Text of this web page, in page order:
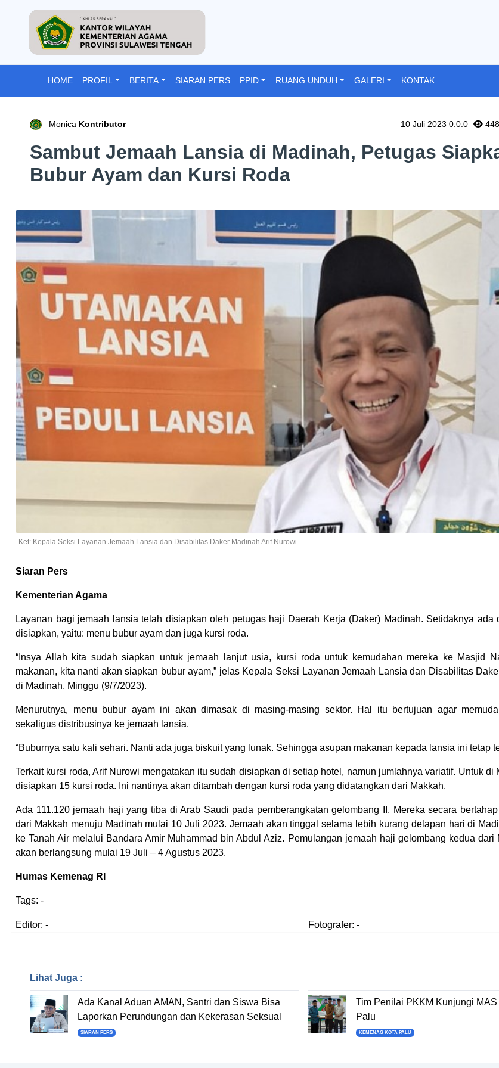
HOME PROFIL BERITA SIARAN PERS PPID RUANG UNDUH GALERI KONTAK
Monica Kontributor 10 Juli 2023 0:0:0 448
Sambut Jemaah Lansia di Madinah, Petugas
Bubur Ayam dan Kursi Roda
Ket: Kepala Seksi Layanan Jemaah Lansia dan Disabilitas Daker Madinah Arif Nurowi
Siaran Pers
Kementerian Agama
Layanan bagi jemaah lansia telah disiapkan oleh petugas haji Daerah Kerja (Daker) Madinah. Setidaknya ada
disiapkan, yaitu: menu bubur ayam dan juga kursi roda.
“Insya Allah kita sudah siapkan untuk jemaah lanjut usia, kursi roda untuk kemudahan mereka ke Masjid
makanan, kita nanti akan siapkan bubur ayam,” jelas Kepala Seksi Layanan Jemaah Lansia dan Disabilitas
di Madinah, Minggu (9/7/2023).
Menurutnya, menu bubur ayam ini akan dimasak di masing-masing sektor. Hal itu bertujuan agar
sekaligus distribusinya ke jemaah lansia.
“Buburnya satu kali sehari. Nanti ada juga biskuit yang lunak. Sehingga asupan makanan kepada lansia ini tetap
Terkait kursi roda, Arif Nurowi mengatakan itu sudah disiapkan di setiap hotel, namun jumlahnya variatif. Untuk di
disiapkan 15 kursi roda. Ini nantinya akan ditambah dengan kursi roda yang didatangkan dari Makkah.
Ada 111.120 jemaah haji yang tiba di Arab Saudi pada pemberangkatan gelombang II. Mereka secara
dari Makkah menuju Madinah mulai 10 Juli 2023. Jemaah akan tinggal selama lebih kurang delapan hari di
ke Tanah Air melalui Bandara Amir Muhammad bin Abdul Aziz. Pemulangan jemaah haji gelombang kedua dari
akan berlangsung mulai 19 Juli – 4 Agustus 2023.
Humas Kemenag RI
Tags: -
Editor: - Fotografer: -
Lihat Juga :
Ada Kanal Aduan AMAN, Santri dan Siswa Bisa
Laporkan Perundungan dan Kekerasan Seksual
SIARAN PERS
Tim Penilai PKKM Kunjungi
Palu
KEMENAG KOTA PALU